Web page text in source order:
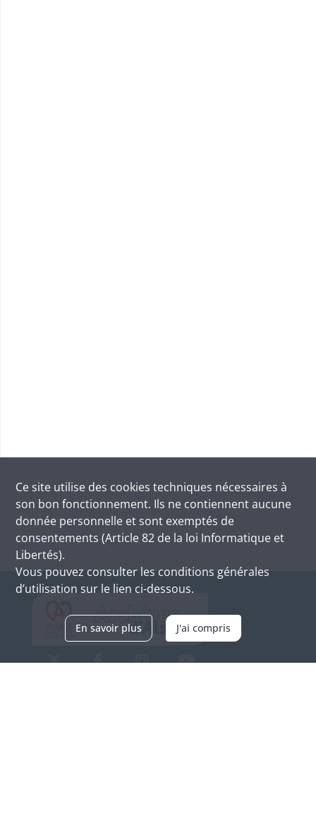
Ce site utilise des cookies techniques nécessaires à
son bon fonctionnement. Ils ne contiennent aucune
donnée personnelle et sont exemptés de
consentements (Article 82 de la loi Informatique et
Libertés).
Vous pouvez consulter les conditions générales
d’utilisation sur le lien ci-dessous.
En savoir plus J'ai compris